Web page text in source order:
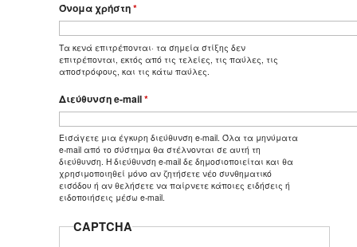
Όνομα χρήστη*
Τα κενά επιτρέπονται· τα σημεία στίξης δεν
επιτρέπονται, εκτός από τις τελείες, τις παύλες, τις
αποστρόφους, και τις κάτω παύλες.
Διεύθυνση e-mail*
Εισάγετε μια έγκυρη διεύθυνση e-mail. Όλα τα μηνύματα
e-mail από το σύστημα θα στέλνονται σε αυτή τη
διεύθυνση. Η διεύθυνση e-mail δε δημοσιοποιείται και θα
χρησιμοποιηθεί μόνο αν ζητήσετε νέο συνθηματικό
εισόδου ή αν θελήσετε να παίρνετε κάποιες ειδήσεις ή
ειδοποιήσεις μέσω e-mail.
CAPTCHA